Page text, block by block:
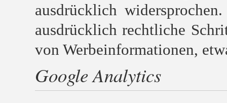
ausdrücklich
ausdrücklich rechtliche
von Werbeinformationen,
Google Analytics